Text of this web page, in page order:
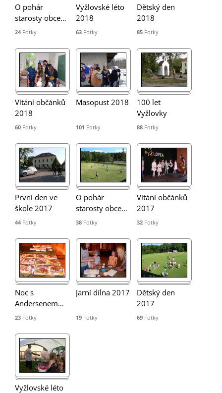
O pohár
starosty obce…
24 Fotky
Vyžlovské léto
2018
63 Fotky
Dětský den
2018
85 Fotky
Vítání občánků
2018
60 Fotky
Masopust 2018
101 Fotky
100 let
Vyžlovky
88 Fotky
První den ve
škole 2017
44 Fotky
O pohár
starosty obce…
38 Fotky
Vítání občánků
2017
32 Fotky
Noc s
Andersenem…
23 Fotky
Jarní dílna 2017
19 Fotky
Dětský den
2017
69 Fotky
Vyžlovské léto